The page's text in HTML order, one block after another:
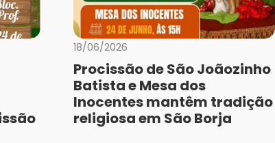
18/06/2026
Procissão de São Joãozinho
Batista e Mesa dos
Inocentes mantêm tradição
religiosa em São Borja